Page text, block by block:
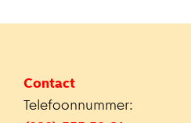
Contact
Telefoonnummer: